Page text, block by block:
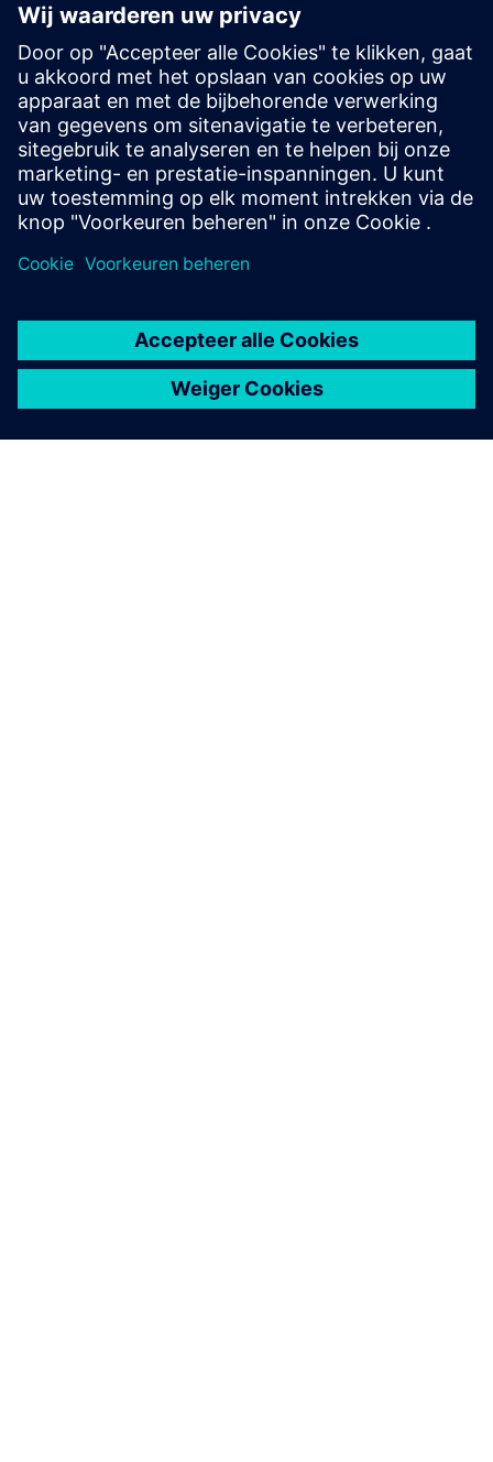
Kan Simcenter de thermische
prestaties in
ruimtevaarttoepassingen
simuleren?
Ondersteunt Simcenter
aanpassing en
Hoe integreert Simcenter met